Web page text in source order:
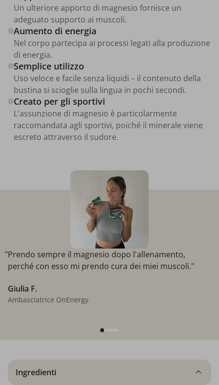
Un ulteriore apporto di magnesio fornisce un
adeguato supporto ai muscoli.
Aumento di energia
Nel corpo partecipa ai processi legati alla produzione
di energia.
Semplice utilizzo
Uso veloce e facile senza liquidi – il contenuto della
bustina si scioglie sulla lingua in pochi secondi.
Creato per gli sportivi
L'assunzione di magnesio è particolarmente
raccomandata agli sportivi, poiché il minerale viene
escreto attraverso il sudore.
"Prendo sempre il magnesio dopo l'allenamento,
perché con esso mi prendo cura dei miei muscoli."
Giulia F.
Ambasciatrice OnEnergy
Ingredienti